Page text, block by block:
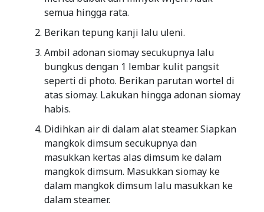
semua hingga rata.
Berikan tepung kanji lalu uleni.
Ambil adonan siomay secukupnya lalu
bungkus dengan 1 lembar kulit pangsit
seperti di photo. Berikan parutan wortel di
atas siomay. Lakukan hingga adonan siomay
habis.
Didihkan air di dalam alat steamer. Siapkan
mangkok dimsum secukupnya dan
masukkan kertas alas dimsum ke dalam
mangkok dimsum. Masukkan siomay ke
dalam mangkok dimsum lalu masukkan ke
dalam steamer.